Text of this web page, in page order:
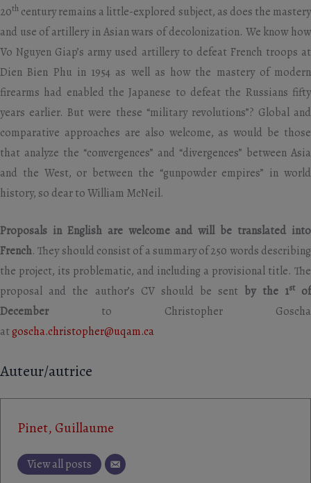
20th century remains a little-explored subject, as does the mastery
and use of artillery in Asian wars of decolonization. We know how
Vo Nguyen Giap’s army used artillery to defeat French troops at
Dien Bien Phu in 1954 as well as how the mastery of modern
firearms had enabled the Japanese to defeat the Russians fifty
years earlier. But were these “military revolutions”? Global and
comparative approaches are also welcome, as would be those
that analyze the “convergences” and “divergences” between Asia
and the West, or between the “gunpowder empires” in world
history, so dear to William McNeil.
Proposals in English are welcome and will be translated into
French. They should consist of a summary of 250 words describing
the project, its problematic, and including a provisional title. The
proposal and the author’s CV should be sent by the 1stof
Decemberto Christopher Goscha
atgoscha.christopher@uqam.ca
Auteur/autrice
Pinet, Guillaume
View all posts